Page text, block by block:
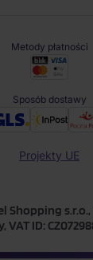
Metody płatności
Sposób dostawy
Projekty UE
Shopping
VAT ID: